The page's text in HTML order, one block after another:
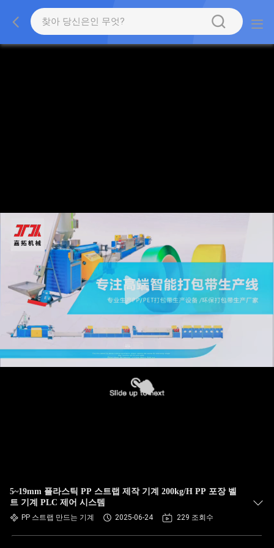
5~19mm 플라스틱 PP 스트랩 제작 기계 200kg/H PP 포장 벨
트 기계 PLC 제어 시스템
PP 스트랩 만드는 기계 2025-06-24 229 조회수